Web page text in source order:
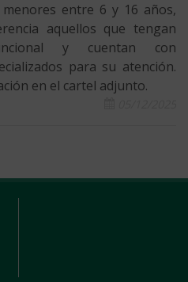
entre 6 y 16 años,
aquellos que tengan
y cuentan con
para su atención.
en el cartel adjunto.